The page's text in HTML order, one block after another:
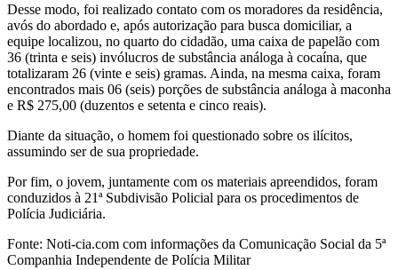
Desse modo, foi realizado contato com os moradores da residência,
avós do abordado e, após autorização para busca domiciliar, a
equipe localizou, no quarto do cidadão, uma caixa de papelão com
36 (trinta e seis) invólucros de substância análoga à cocaína, que
totalizaram 26 (vinte e seis) gramas. Ainda, na mesma caixa, foram
encontrados mais 06 (seis) porções de substância análoga à maconha
e R$ 275,00 (duzentos e setenta e cinco reais).
Diante da situação, o homem foi questionado sobre os ilícitos,
assumindo ser de sua propriedade.
Por fim, o jovem, juntamente com os materiais apreendidos, foram
conduzidos à 21ª Subdivisão Policial para os procedimentos de
Polícia Judiciária.
Fonte: Noti-cia.com com informações da Comunicação Social da 5ª
Companhia Independente de Polícia Militar